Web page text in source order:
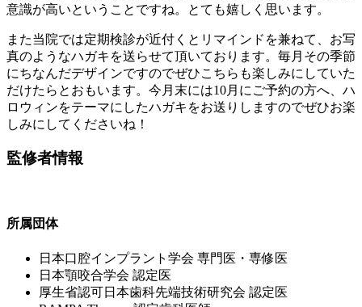
意識が高いということですね。とても嬉しく思います。
また当院では定期検診が近付くとリマインドを兼ねて、お写
真のようなハガキを送らせて頂いております。毎月その季節
にちなんだデザインですのでぜひこちらも楽しみにしていた
だけたらとおもいます。今月末には10月にご予約の方へ、ハ
ロウィンをテーマにしたハガキをお送りしますのでぜひお楽
しみにしてくださいね！
監修者情報
所属団体
⽇本⼝腔インプラント学会 専⾨医・専修医
⽇本顎咬合学会 認定医
厚⽣省認可⽇本⻭科先端技術研究会 認定医